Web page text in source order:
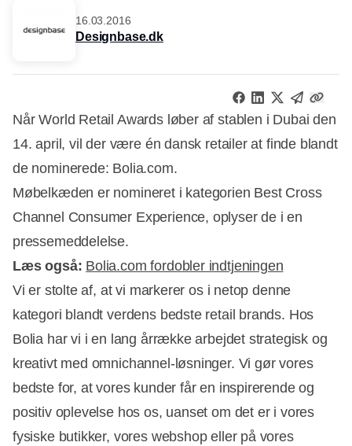
16.03.2016
Designbase.dk
Når World Retail Awards løber af stablen i Dubai den
14. april, vil der være én dansk retailer at finde blandt
de nominerede: Bolia.com.
Møbelkæden er nomineret i kategorien Best Cross
Channel Consumer Experience, oplyser de i en
pressemeddelelse.
Annonce
Læs også: Bolia.com fordobler indtjeningen
Vi er stolte af, at vi markerer os i netop denne
kategori blandt verdens bedste retail brands. Hos
Bolia har vi i en lang årrække arbejdet strategisk og
kreativt med omnichannel-løsninger. Vi gør vores
bedste for, at vores kunder får en inspirerende og
positiv oplevelse hos os, uanset om det er i vores
fysiske butikker, vores webshop eller på vores